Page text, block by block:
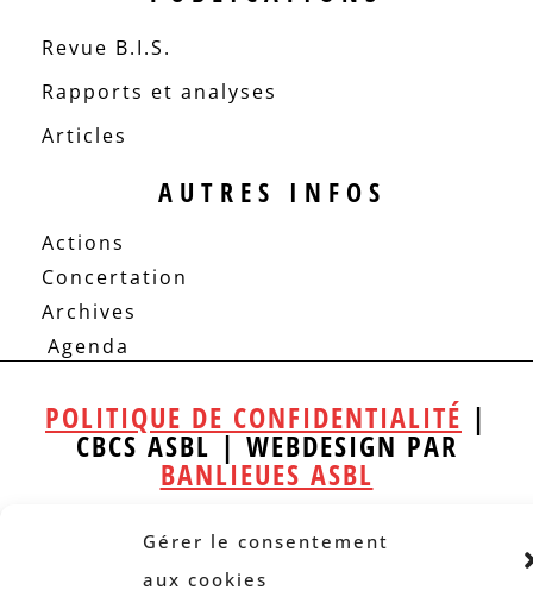
Gérer le consentement
aux cookies
Revue B.I.S.
Rapports et analyses
Articles
AUTRES INFOS
Actions
Concertation
Archives
Agenda
POLITIQUE DE CONFIDENTIALITÉ |
CBCS ASBL | WEBDESIGN PAR
BANLIEUES ASBL